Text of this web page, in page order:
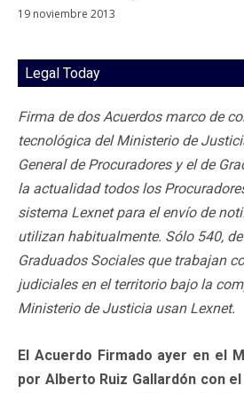
19 noviembre 2013
Legal Today
Firma de dos Acuerdos marco de
tecnológica del Ministerio de
General de Procuradores y el de
la actualidad todos los
sistema Lexnet para el envío de
utilizan habitualmente. Sólo 540,
Graduados Sociales que trabajan
judiciales en el territorio bajo la
Ministerio de Justicia usan Lexnet.
El Acuerdo Firmado ayer en el
por Alberto Ruiz Gallardón con